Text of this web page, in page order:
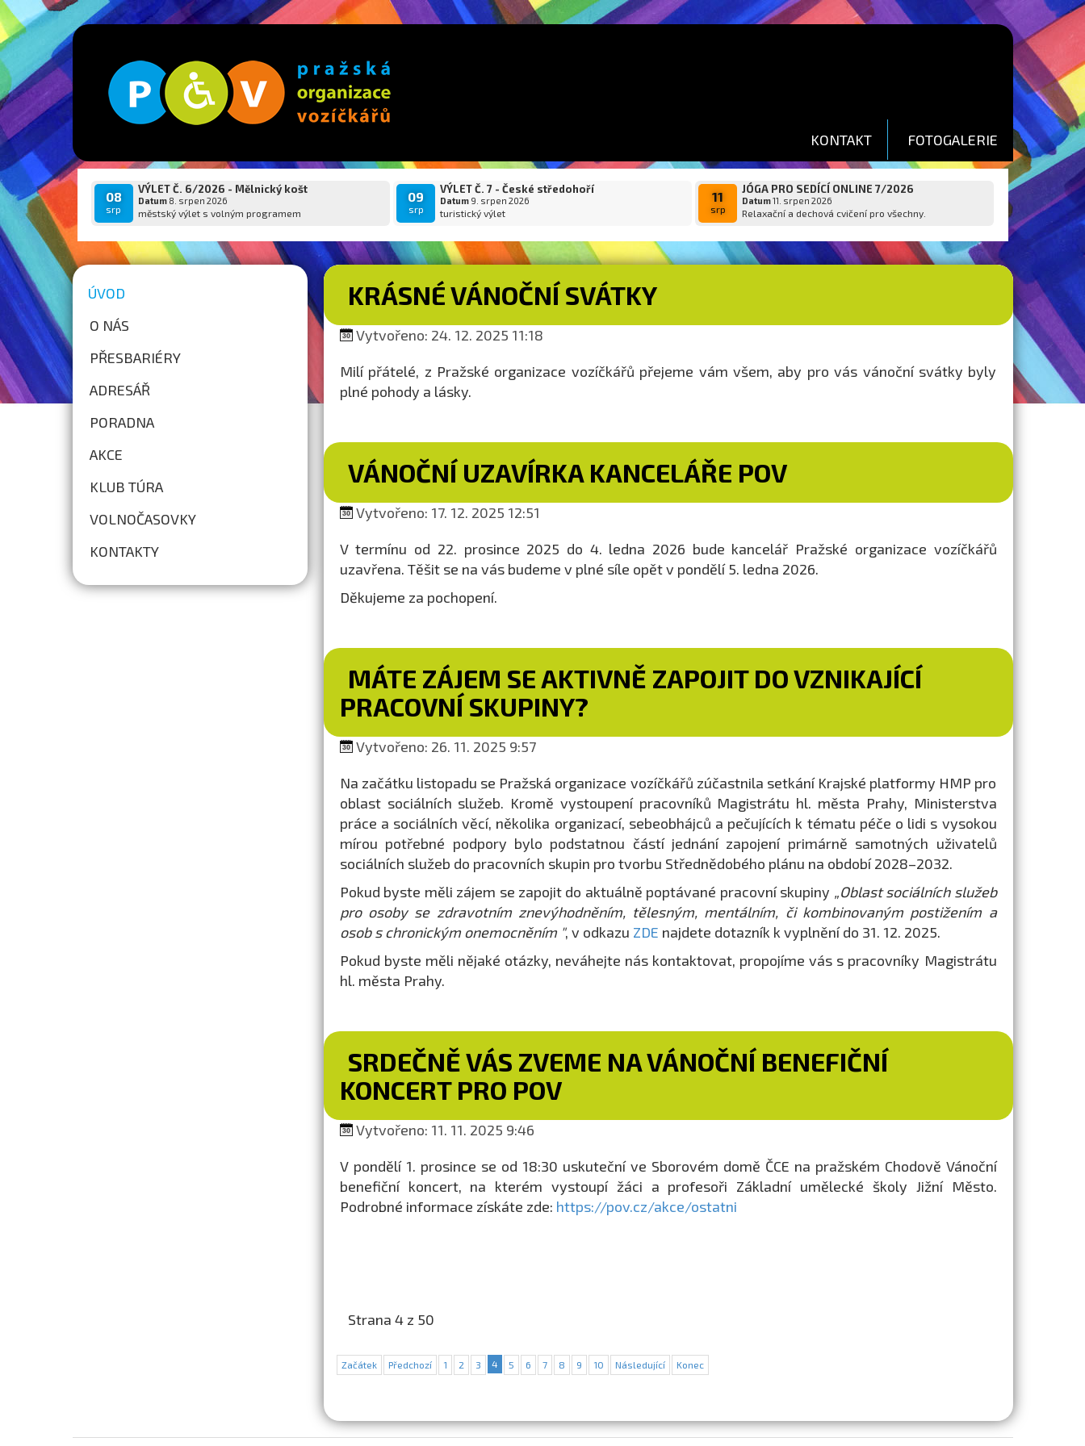
KONTAKT FOTOGALERIE
08
srp
VÝLET Č. 6/2026 - Mělnický košt
Datum8. srpen 2026
městský výlet s volným programem
09
srp
VÝLET Č. 7 - České středohoří
Datum 9. srpen 2026
turistický výlet
11
srp
JÓGA PRO SEDÍCÍ ONLINE 7/2026
Datum11. srpen 2026
Relaxační a dechová cvičení pro všechny.
ÚVOD
O NÁS
PŘESBARIÉRY
ADRESÁŘ
PORADNA
AKCE
KLUB TÚRA
VOLNOČASOVKY
KONTAKTY
KRÁSNÉ VÁNOČNÍ SVÁTKY
Vytvořeno: 24. 12. 2025 11:18
Milí přátelé, z Pražské organizace vozíčkářů přejeme vám všem, aby pro vás vánoční svátky byly
plné pohody a lásky.
VÁNOČNÍ UZAVÍRKA KANCELÁŘE POV
Vytvořeno: 17. 12. 2025 12:51
V termínu od 22. prosince 2025 do 4. ledna 2026 bude kancelář Pražské organizace vozíčkářů
uzavřena. Těšit se na vás budeme v plné síle opět v pondělí 5. ledna 2026.
Děkujeme za pochopení.
MÁTE ZÁJEM SE AKTIVNĚ ZAPOJIT DO VZNIKAJÍCÍ
PRACOVNÍ SKUPINY?
Vytvořeno: 26. 11. 2025 9:57
Na začátku listopadu se Pražská organizace vozíčkářů zúčastnila setkání Krajské platformy HMP pro
oblast sociálních služeb. Kromě vystoupení pracovníků Magistrátu hl. města Prahy, Ministerstva
práce a sociálních věcí, několika organizací, sebeobhájců a pečujících k tématu péče o lidi s vysokou
mírou potřebné podpory bylo podstatnou částí jednání zapojení primárně samotných uživatelů
sociálních služeb do pracovních skupin pro tvorbu Střednědobého plánu na období 2028–2032.
Pokud byste měli zájem se zapojit do aktuálně poptávané pracovní skupiny „Oblast sociálních služeb
pro osoby se zdravotním znevýhodněním, tělesným, mentálním, či kombinovaným postižením a
osob s chronickým onemocněním ", v odkazu ZDE najdete dotazník k vyplnění do 31. 12. 2025.
Pokud byste měli nějaké otázky, neváhejte nás kontaktovat, propojíme vás s pracovníky Magistrátu
hl. města Prahy.
SRDEČNĚ VÁS ZVEME NA VÁNOČNÍ BENEFIČNÍ
KONCERT PRO POV
Vytvořeno: 11. 11. 2025 9:46
V pondělí 1. prosince se od 18:30 uskuteční ve Sborovém domě ČCE na pražském Chodově Vánoční
benefiční koncert, na kterém vystoupí žáci a profesoři Základní umělecké školy Jižní Město.
Podrobné informace získáte zde: https://pov.cz/akce/ostatni
Strana 4 z 50
Začátek Předchozí 1 2 3 4 5 6 7 8 9 10 Následující Konec